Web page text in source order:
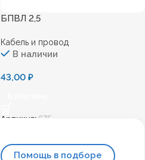
БПВЛ 2,5
Кабель и провод
В наличии
43,00₽
Артикул: 675
Помощь в подборе